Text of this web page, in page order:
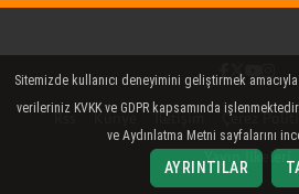
Facebook
Twitter
Rss Künye İletişim Çerez
Yayın İlkeleri
Sitemizde kullanıcı deneyimini geliştirmek
verileriniz KVKK ve GDPR kapsamında
ve Aydınlatma Metni sayfalarını
AYRINTILAR